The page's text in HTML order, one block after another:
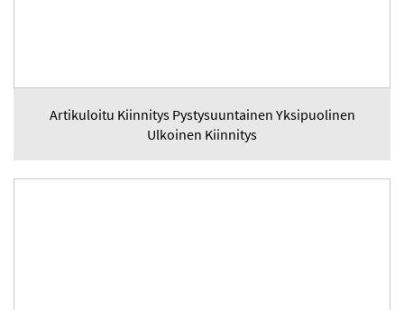
Artikuloitu Kiinnitys Pystysuuntainen Yksipuolinen
Ulkoinen Kiinnitys